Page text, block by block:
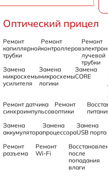
Оптический прицел
Ремонт
капиллярной
трубки
Ремонт
контроллеров
Ремонт
лучевой
трубки
Замена
микросхемы
усилителя
Замена
микросхемы
логики
Замена
CORE
Ремонт датчика
синхроимпульсов
Ремонт
оптики
Замена
аккумулятора
Замена
процессора
Замена
USB порта
Ремонт
разъема
Ремонт
Wi-Fi
после
попадания
влаги